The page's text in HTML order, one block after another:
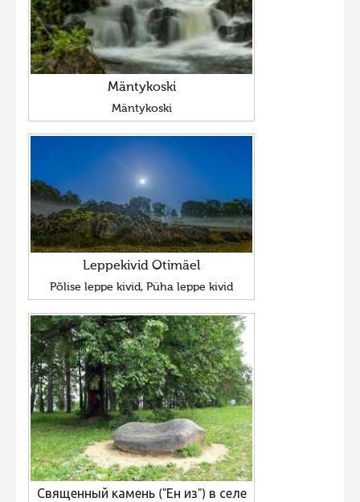
Mäntykoski
Mäntykoski
Leppekivid Otimäel
Põlise leppe kivid, Püha leppe kivid
Священный камень ("Ен из") в селе